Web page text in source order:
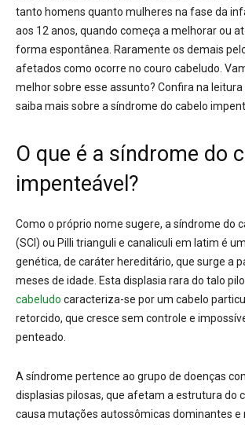
tanto homens quanto mulheres na fase da
aos 12 anos, quando começa a melhorar ou
forma espontânea. Raramente os demais
afetados como ocorre no couro cabeludo.
melhor sobre esse assunto? Confira na
saiba mais sobre a síndrome do cabelo
O que é a síndrome do
impenteável?
Como o próprio nome sugere, a síndrome do
(SCI) ou Pilli trianguli e canaliculi em latim é
genética, de caráter hereditário, que surge a
meses de idade. Esta displasia rara do talo
cabeludo caracteriza-se por um cabelo
retorcido, que cresce sem controle e
penteado.
A síndrome pertence ao grupo de doenças
displasias pilosas, que afetam a estrutura do
causa mutações autossômicas dominantes e